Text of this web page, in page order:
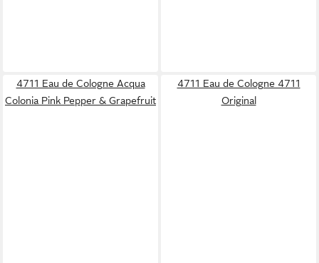
4711 Eau de Cologne Acqua
Colonia Pink Pepper & Grapefruit
4711 Eau de Cologne 4711
Original